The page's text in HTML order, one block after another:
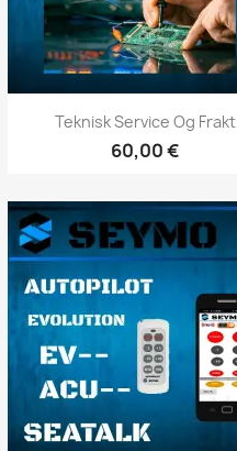
Teknisk Service Og Frakt
60,00 €